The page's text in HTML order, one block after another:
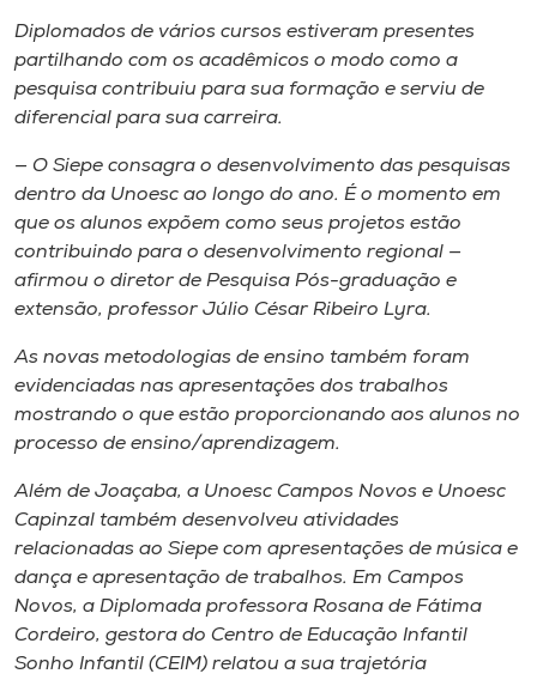
Diplomados de vários cursos estiveram presentes
partilhando com os acadêmicos o modo como a
pesquisa contribuiu para sua formação e serviu de
diferencial para sua carreira.
— O Siepe consagra o desenvolvimento das pesquisas
dentro da Unoesc ao longo do ano. É o momento em
que os alunos expõem como seus projetos estão
contribuindo para o desenvolvimento regional —
afirmou o diretor de Pesquisa Pós-graduação e
extensão, professor Júlio César Ribeiro Lyra.
As novas metodologias de ensino também foram
evidenciadas nas apresentações dos trabalhos
mostrando o que estão proporcionando aos alunos no
processo de ensino/aprendizagem.
Além de Joaçaba, a Unoesc Campos Novos e Unoesc
Capinzal também desenvolveu atividades
relacionadas ao Siepe com apresentações de música e
dança e apresentação de trabalhos. Em Campos
Novos, a Diplomada professora Rosana de Fátima
Cordeiro, gestora do Centro de Educação Infantil
Sonho Infantil (CEIM) relatou a sua trajetória